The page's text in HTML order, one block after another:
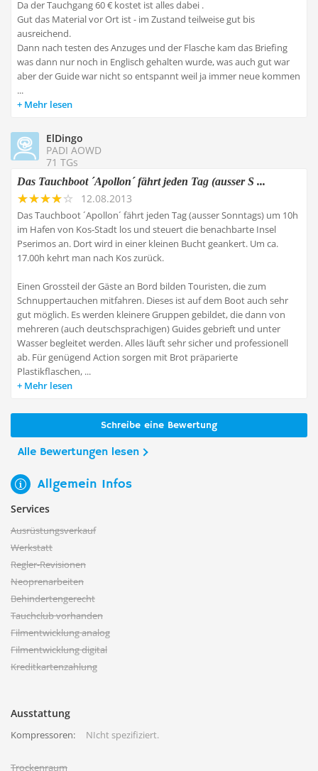
Da der Tauchgang 60 € kostet ist alles dabei .
Gut das Material vor Ort ist - im Zustand teilweise gut bis
ausreichend.
Dann nach testen des Anzuges und der Flasche kam das Briefing
was dann nur noch in Englisch gehalten wurde, was auch gut war
aber der Guide war nicht so entspannt weil ja immer neue kommen
...
Mehr lesen
ElDingo
PADI AOWD
71 TGs
Das Tauchboot ´Apollon´ fährt jeden Tag (ausser S ...
12.08.2013
Das Tauchboot ´Apollon´ fährt jeden Tag (ausser Sonntags) um 10h
im Hafen von Kos-Stadt los und steuert die benachbarte Insel
Pserimos an. Dort wird in einer kleinen Bucht geankert. Um ca.
17.00h kehrt man nach Kos zurück.
Einen Grossteil der Gäste an Bord bilden Touristen, die zum
Schnuppertauchen mitfahren. Dieses ist auf dem Boot auch sehr
gut möglich. Es werden kleinere Gruppen gebildet, die dann von
mehreren (auch deutschsprachigen) Guides gebrieft und unter
Wasser begleitet werden. Alles läuft sehr sicher und professionell
ab. Für genügend Action sorgen mit Brot präparierte
Plastikflaschen, ...
Mehr lesen
Schreibe eine Bewertung
Alle Bewertungen lesen
Allgemein Infos
Services
Ausrüstungsverkauf
Werkstatt
Regler-Revisionen
Neoprenarbeiten
Behindertengerecht
Tauchclub vorhanden
Filmentwicklung analog
Filmentwicklung digital
Kreditkartenzahlung
Ausstattung
Kompressoren: NIcht spezifiziert.
Trockenraum